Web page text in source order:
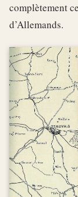
complètement
d’Allemands.